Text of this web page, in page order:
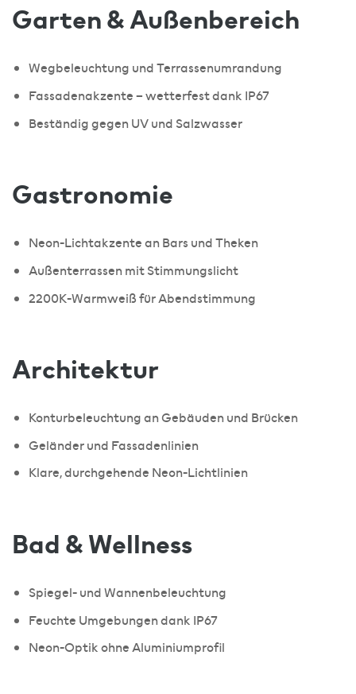
Garten & Außenbereich
Wegbeleuchtung und Terrassenumrandung
Fassadenakzente – wetterfest dank IP67
Beständig gegen UV und Salzwasser
Gastronomie
Neon-Lichtakzente an Bars und Theken
Außenterrassen mit Stimmungslicht
2200K-Warmweiß für Abendstimmung
Architektur
Konturbeleuchtung an Gebäuden und Brücken
Geländer und Fassadenlinien
Klare, durchgehende Neon-Lichtlinien
Bad & Wellness
Spiegel- und Wannenbeleuchtung
Feuchte Umgebungen dank IP67
Neon-Optik ohne Aluminiumprofil